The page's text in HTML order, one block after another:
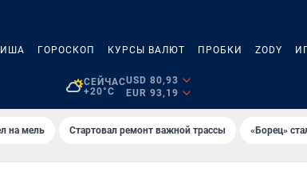
ГОРОСКОП КУРСЫ ВАЛЮТ ПРОБКИ ZODY
СЕЙЧАС
+20°C
USD 80,93
EUR 93,19
на мель Стартовал ремонт важной трассы «Борец»